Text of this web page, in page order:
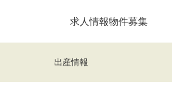
求人情報物件募集
出産情報